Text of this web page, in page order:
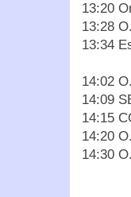
13:20
13:28
13:34
14:02
14:09
14:15
14:20
14:30